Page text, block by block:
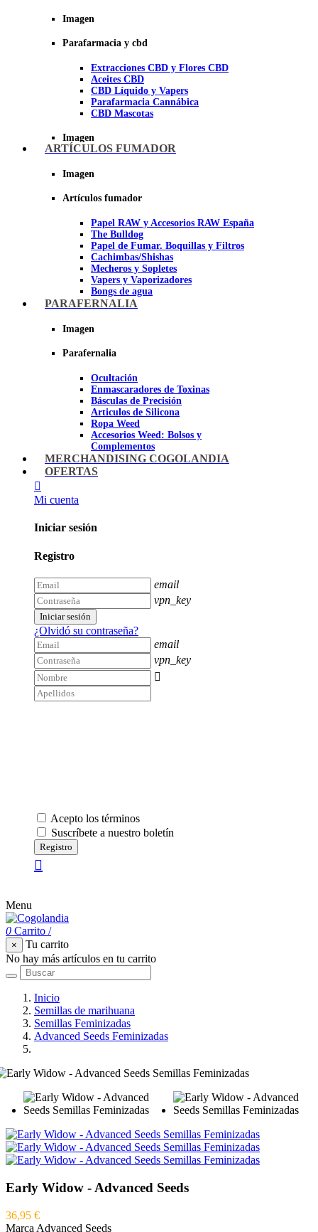
Imagen
Parafarmacia y cbd
Extracciones CBD y Flores CBD
Aceites CBD
CBD Líquido y Vapers
Parafarmacia Cannábica
CBD Mascotas
Imagen
ARTÍCULOS FUMADOR
Imagen
Artículos fumador
Papel RAW y Accesorios RAW España
The Bulldog
Papel de Fumar. Boquillas y Filtros
Cachimbas/Shishas
Mecheros y Sopletes
Vapers y Vaporizadores
Bongs de agua
Bandejas para liar
Ceniceros para Fumadores
Pipas BHO
Dabbers
Imagen
PARAFERNALIA
Imagen
Parafernalia
Ocultación
Enmascaradores de Toxinas
Básculas de Precisión
Articulos de Silicona
Ropa Weed
Accesorios Weed: Bolsos y
Complementos
Cannabuds
Inciensos
MERCHANDISING COGOLANDIA
OFERTAS
Mi cuenta
Iniciar sesión
Registro
email
vpn_key
Iniciar sesión
¿Olvidó su contraseña?
email
vpn_key

Acepto los términos
Suscríbete a nuestro boletín
Registro
Menu
0 Carrito /
×
Tu carrito
No hay más artículos en tu carrito
Inicio
Semillas de marihuana
Semillas Feminizadas
Advanced Seeds Feminizadas
Early Widow - Advanced Seeds
36,95 €
Marca Advanced Seeds